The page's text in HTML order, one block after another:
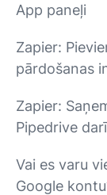
App paneļi
Zapier:
pārdošanas
Zapier:
Pipedrive
Vai es varu
Google